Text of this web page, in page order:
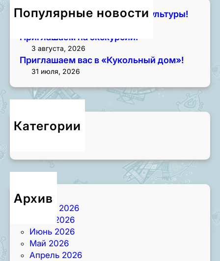
Популярные новости
Чем занять лето? Начните с культуры!
Приглашаем на экскурсии!
3 августа, 2026
Приглашаем вас в «Кукольный дом»!
31 июля, 2026
Категории
Новости
Архив
Август 2026
Июль 2026
Июнь 2026
Май 2026
Апрель 2026